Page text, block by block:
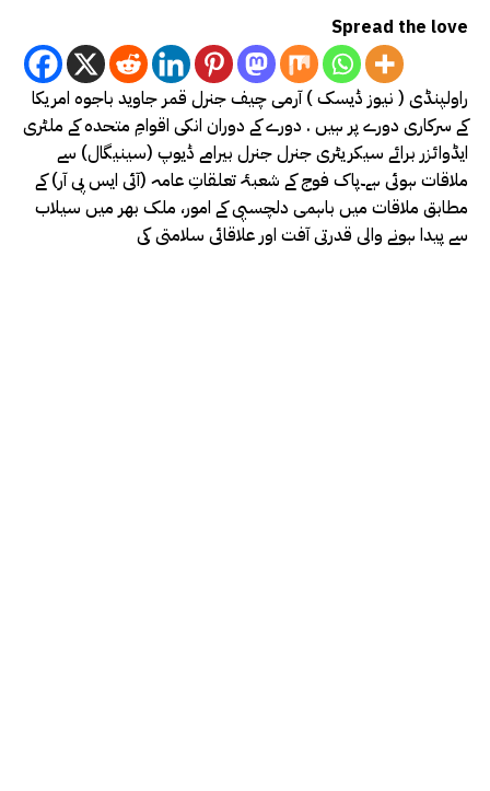
Spread the love
راولپنڈی ( نیوز ڈیسک ) آرمی چیف جنرل قمر جاوید باجوہ امریکا
کے سرکاری دورے پر ہیں . دورے کے دوران انکی اقوامِ متحدہ کے ملٹری
ایڈوائزر برائے سیکریٹری جنرل جنرل بیرامے ڈیوپ (سینیگال) سے
ملاقات ہوئی ہے۔پاک فوج کے شعبۂ تعلقاتِ عامہ (آئی ایس پی آر) کے
مطابق ملاقات میں باہمی دلچسپی کے امور، ملک بھر میں سیلاب
سے پیدا ہونے والی قدرتی آفت اور علاقائی سلامتی کی